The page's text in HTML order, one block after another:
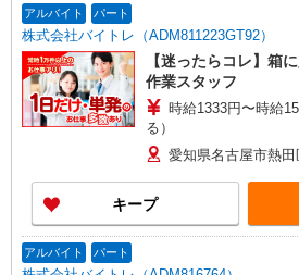
アルバイト パート
株式会社バイトレ（ADM811223GT92）
【迷ったらコレ】箱
作業スタッフ
時給1333円〜時給
る）
愛知県名古屋市熱田
キープ
アルバイト パート